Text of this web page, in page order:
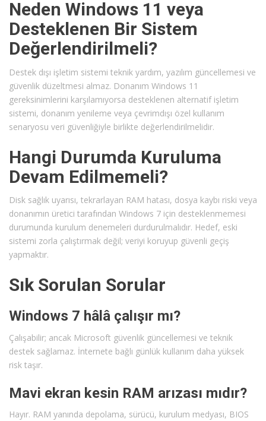
Neden Windows 11 veya
Desteklenen Bir Sistem
Değerlendirilmeli?
Destek dışı işletim sistemi teknik yardım, yazılım güncellemesi ve
güvenlik düzeltmesi almaz. Donanım Windows 11
gereksinimlerini karşılamıyorsa desteklenen alternatif işletim
sistemi, donanım yenileme veya çevrimdışı özel kullanım
senaryosu veri güvenliğiyle birlikte değerlendirilmelidir.
Hangi Durumda Kuruluma
Devam Edilmemeli?
Disk sağlık uyarısı, tekrarlayan RAM hatası, dosya kaybı riski veya
donanımın üretici tarafından Windows 7 için desteklenmemesi
durumunda kurulum denemeleri durdurulmalıdır. Hedef, eski
sistemi zorla çalıştırmak değil; veriyi koruyup güvenli geçiş
yapmaktır.
Sık Sorulan Sorular
Windows 7 hâlâ çalışır mı?
Çalışabilir; ancak Microsoft güvenlik güncellemesi ve teknik
destek sağlamaz. İnternete bağlı günlük kullanım daha yüksek
risk taşır.
Mavi ekran kesin RAM arızası mıdır?
Hayır. RAM yanında depolama, sürücü, kurulum medyası, BIOS